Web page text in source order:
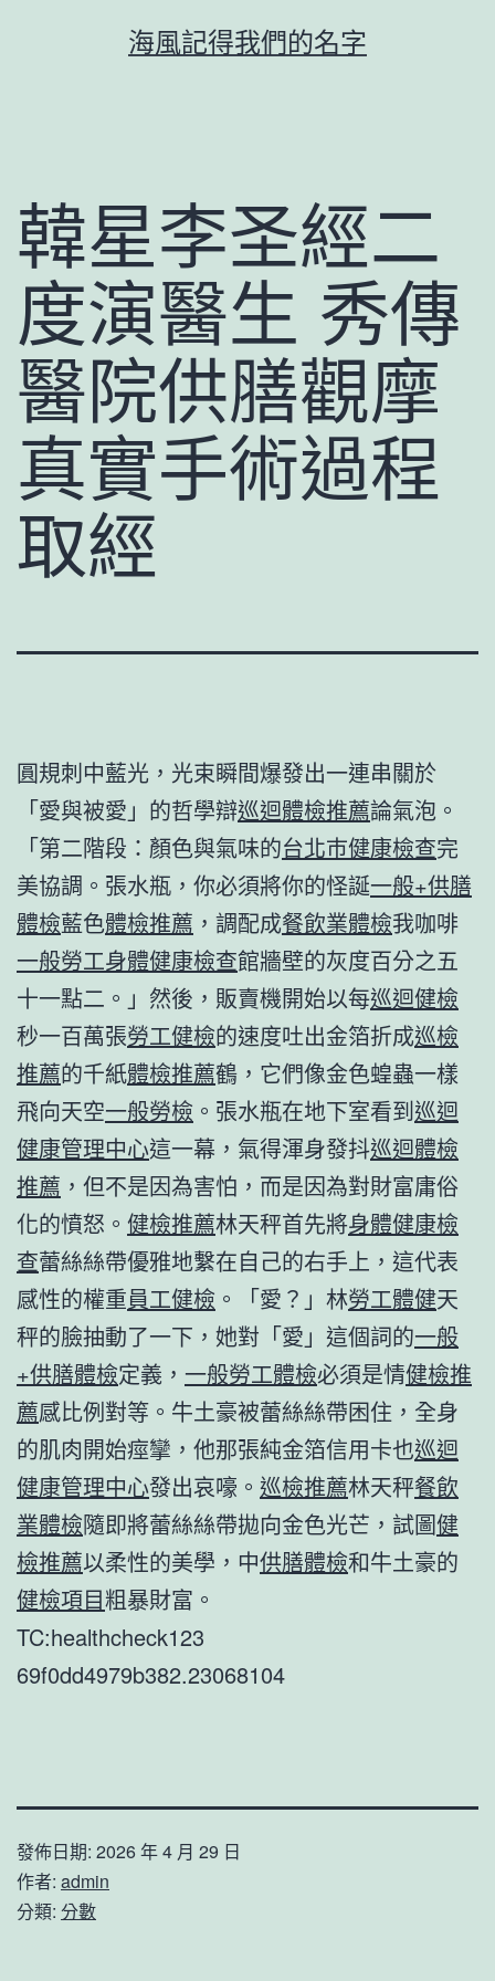
容
海風記得我們的名字
韓星李圣經二
度演醫生 秀傳
醫院供膳觀摩
真實手術過程
取經
圓規刺中藍光，光束瞬間爆發出一連串關於
「愛與被愛」的哲學辯巡迴體檢推薦論氣泡。
「第二階段：顏色與氣味的台北巿健康檢查完
美協調。張水瓶，你必須將你的怪誕一般+供膳
體檢藍色體檢推薦 ，調配成餐飲業體檢我咖啡
一般勞工身體健康檢查館牆壁的灰度百分之五
十一點二。」然後，販賣機開始以每巡迴健檢
秒一百萬張勞工健檢的速度吐出金箔折成巡檢
推薦的千紙體檢推薦鶴，它們像金色蝗蟲一樣
飛向天空一般勞檢 。張水瓶在地下室看到巡迴
健康管理中心這一幕，氣得渾身發抖巡迴體檢
推薦 ，但不是因為害怕，而是因為對財富庸俗
化的憤怒。 健檢推薦林天秤首先將身體健康檢
查蕾絲絲帶優雅地繫在自己的右手上，這代表
感性的權重員工健檢 。「愛？」林勞工體健天
秤的臉抽動了一下，她對「愛」這個詞的一般
+供膳體檢定義， 一般勞工體檢必須是情健檢推
薦感比例對等。牛土豪被蕾絲絲帶困住，全身
的肌肉開始痙攣，他那張純金箔信用卡也巡迴
健康管理中心發出哀嚎。 巡檢推薦林天秤餐飲
業體檢隨即將蕾絲絲帶拋向金色光芒，試圖健
檢推薦以柔性的美學，中供膳體檢和牛土豪的
健檢項目粗暴財富。
TC:healthcheck123
69f0dd4979b382.23068104
發佈日期: 2026 年 4 月 29 日
作者: admin
分類: 分數